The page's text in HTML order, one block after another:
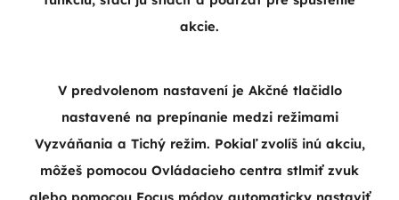
akcie.
V predvolenom nastavení je Akčné tlačidlo
nastavené na prepínanie medzi režimami
Vyzváňania a Tichý režim. Pokiaľ zvolíš inú akciu,
môžeš pomocou Ovládacieho centra stlmiť zvuk